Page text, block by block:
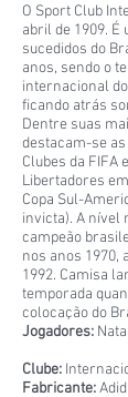
O Sport Club
abril de 1909. É
sucedidos do
anos, sendo o
internacional
ficando atrás
Dentre suas
destacam-se
Clubes da FIFA
Libertadores
Copa Sul-
invicta). A nível
campeão
nos anos 1970,
1992. Camisa
temporada
colocação do
Jogadores:
Clube:
Fabricante: